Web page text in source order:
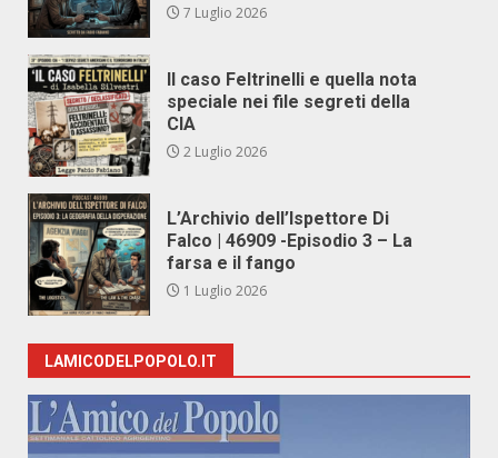
7 Luglio 2026
Il caso Feltrinelli e quella nota
speciale nei file segreti della
CIA
2 Luglio 2026
L’Archivio dell’Ispettore Di
Falco | 46909 -Episodio 3 – La
farsa e il fango
1 Luglio 2026
LAMICODELPOPOLO.IT